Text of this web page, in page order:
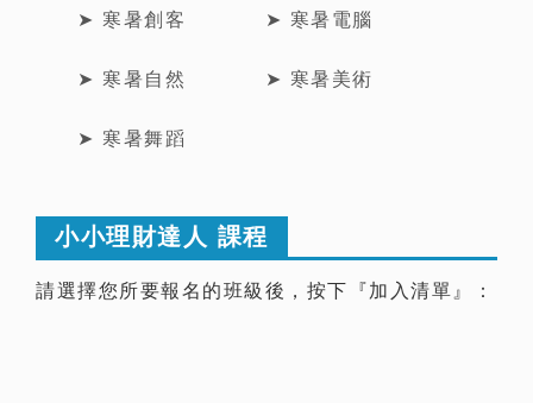
➤ 寒暑創客 ➤ 寒暑電腦
➤ 寒暑自然 ➤ 寒暑美術
➤ 寒暑舞蹈
小小理財達人 課程
請選擇您所要報名的班級後，按下『加入清單』：